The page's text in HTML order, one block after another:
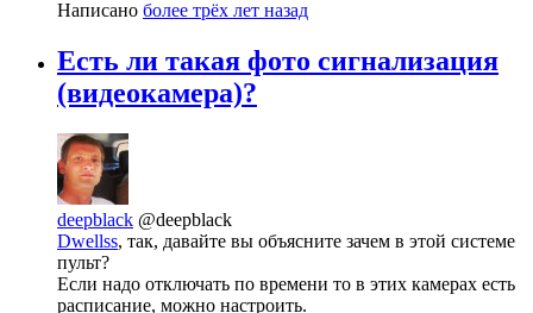
Написано более трёх лет назад
Есть ли такая фото сигнализация
(видеокамера)?
deepblack @deepblack
Dwellss, так, давайте вы объясните зачем в этой системе
пульт?
Если надо отключать по времени то в этих камерах есть
расписание, можно настроить.